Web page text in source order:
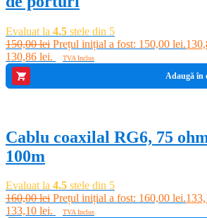
Evaluat la 4.5 stele din 5
150,00lei Prețul inițial a fost: 150,00 lei.
130,86 lei.
TVA Inclus
Adaugă în
Cablu coaxilal RG6, 75
100m
Evaluat la 4.5 stele din 5
160,00lei Prețul inițial a fost: 160,00 lei.
133,10 lei.
TVA Inclus